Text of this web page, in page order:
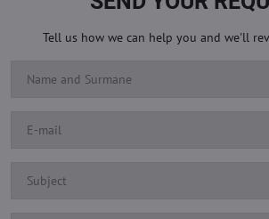
Tell us how we can help you and we'll